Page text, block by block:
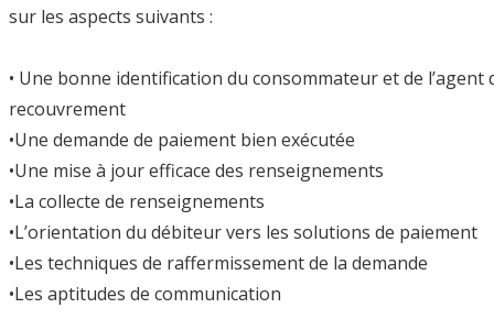
sur les aspects suivants :
• Une bonne identification du consommateur et de l’agent
recouvrement
•Une demande de paiement bien exécutée
•Une mise à jour efficace des renseignements
•La collecte de renseignements
•L’orientation du débiteur vers les solutions de paiement
•Les techniques de raffermissement de la demande
•Les aptitudes de communication